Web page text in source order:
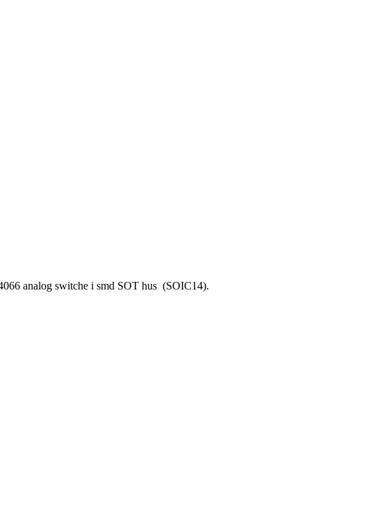
analog switche i smd SOT hus (SOIC14).